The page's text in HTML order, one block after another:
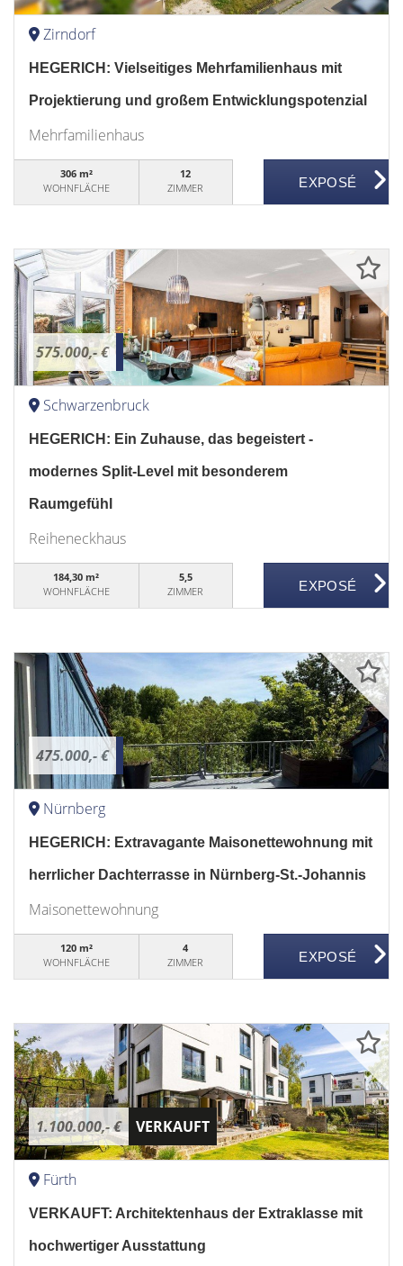
Zirndorf
HEGERICH: Vielseitiges Mehrfamilienhaus mit
Projektierung und großem Entwicklungspotenzial
Mehrfamilienhaus
306 m²
WOHNFLÄCHE
12
ZIMMER
575.000,- €
Schwarzenbruck
HEGERICH: Ein Zuhause, das begeistert -
modernes Split-Level mit besonderem
Raumgefühl
Reiheneckhaus
184,30 m²
WOHNFLÄCHE
5,5
ZIMMER
475.000,- €
Nürnberg
HEGERICH: Extravagante Maisonettewohnung mit
herrlicher Dachterrasse in Nürnberg-St.-Johannis
Maisonettewohnung
120 m²
WOHNFLÄCHE
4
ZIMMER
1.100.000,- € VERKAUFT
Fürth
VERKAUFT: Architektenhaus der Extraklasse mit
hochwertiger Ausstattung